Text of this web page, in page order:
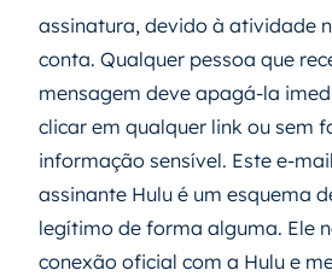
assinatura, devido à atividade
conta. Qualquer pessoa que
mensagem deve apagá-la
clicar em qualquer link ou sem
informação sensível. Este e-
assinante Hulu é um esquema
legítimo de forma alguma. Ele
conexão oficial com a Hulu e